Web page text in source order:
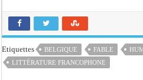
Etiquettes BELGIQUE FABLE
LITTÉRATURE FRANCOPHONE